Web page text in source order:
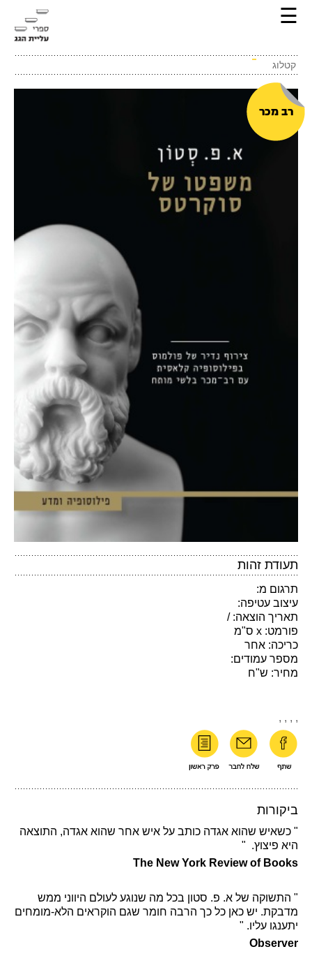
☰
קטלוג
תעודת זהות
תרגום מ:
עיצוב עטיפה:
תאריך הוצאה: /
פורמט: x ס"מ
כריכה: אחר
מספר עמודים:
מחיר: ש"ח
,
,
,
,
ביקורות
" כשאיש שהוא אגדה כותב על איש אחר שהוא אגדה, התוצאה
היא פיצוץ. "
The New York Review of Books
" התשוקה של א. פ. סטון בכל מה שנוגע לעולם היווני ממש
מדבקת. יש כאן כל כך הרבה חומר שגם הוקראים הלא-מומחים
יתענגו עליו. "
Observer